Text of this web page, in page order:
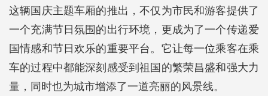
这辆国庆主题车厢的推出，不仅为市民和游客提供了
一个充满节日氛围的出行环境，更成为了一个传递爱
国情感和节日欢乐的重要平台。它让每一位乘客在乘
车的过程中都能深刻感受到祖国的繁荣昌盛和强大力
量，同时也为城市增添了一道亮丽的风景线。